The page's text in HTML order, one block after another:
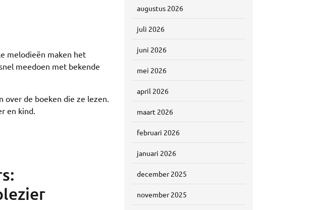
melodieën maken het
meedoen met bekende
over de boeken die ze lezen.
en kind.
augustus 2026
juli 2026
juni 2026
mei 2026
april 2026
maart 2026
februari 2026
januari 2026
december 2025
november 2025